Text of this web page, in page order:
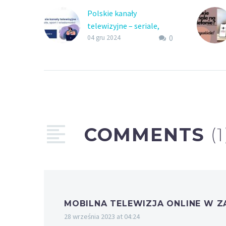
Polskie kanały
telewizyjne – seriale,
sport i wiadomości
miejscu
0
04 gru 2024
COMMENTS
MOBILNA TELEWIZJA ONLINE W
28 września 2023 at 04:24